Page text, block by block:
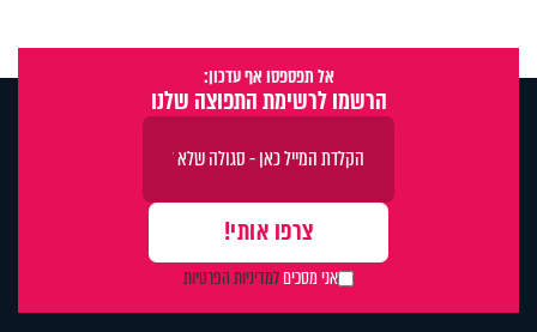
אל תפספסו אף עדכון:
הרשמו לרשימת התפוצה שלנו
אני מסכיםלמדיניות הפרטיות